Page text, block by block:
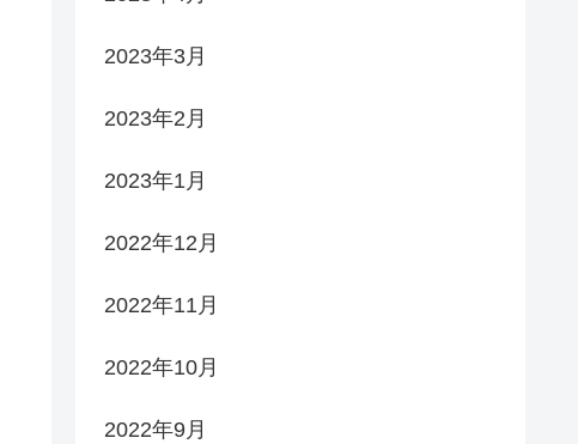
2023年3月
2023年2月
2023年1月
2022年12月
2022年11月
2022年10月
2022年9月